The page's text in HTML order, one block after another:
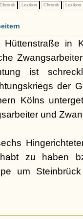
Chronik Lexikon Chronik Lexikon
Hüttenstraße in
ist
der
Kölns
und
zu haben
um